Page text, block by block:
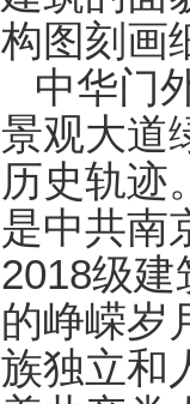
构图刻画
中华门
景观大道
历史轨迹
是中共南
2018级
的峥嵘岁
族独立和